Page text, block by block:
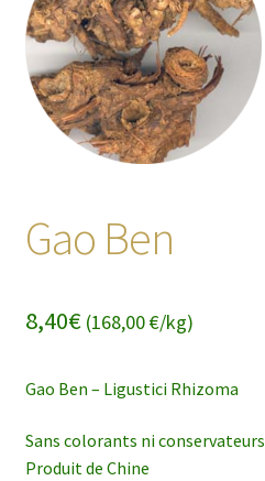
Gao Ben
8,40€(168,00 €/kg)
Gao Ben – Ligustici Rhizoma
Sans colorants ni conservateurs
Produit de Chine